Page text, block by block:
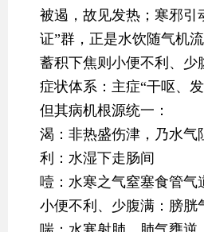
被遏，故见发热；寒邪引
证”群，正是水饮随气机
蓄积下焦则小便不利、少
症状体系：主症“干呕、
但其病机根源统一：
渴：非热盛伤津，乃水气
利：水湿下走肠间
噎：水寒之气窒塞食管气
小便不利、少腹满：膀胱